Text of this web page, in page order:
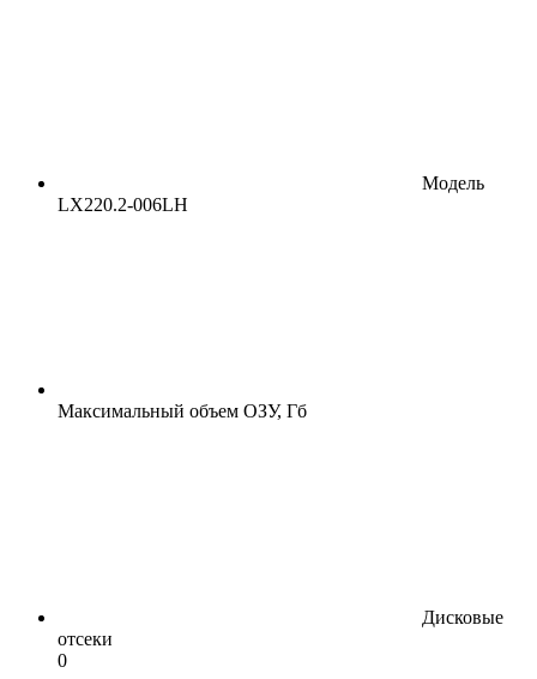
Модель
LX220.2-006LH
Максимальный объем ОЗУ, Гб
Дисковые
отсеки
0